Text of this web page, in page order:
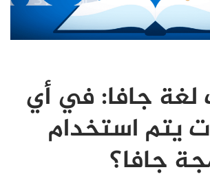
لغة جافا: في أي
يتم استخدام
جافا؟